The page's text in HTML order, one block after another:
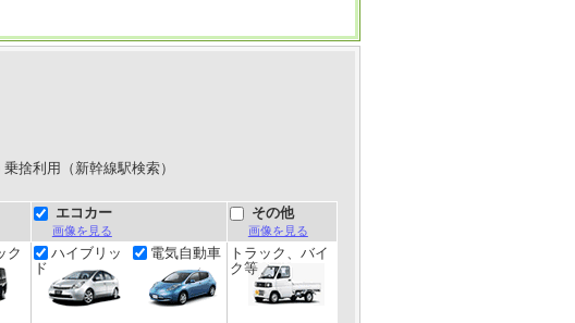
乗捨利用（新幹線駅検索）
エコカー
画像を見る
その他
画像を見る
ク
ハイブリッ
ド
電気自動車
トラック、バイ
ク等